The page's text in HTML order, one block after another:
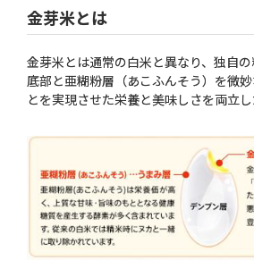
金芽米とは
金芽米とは通常の白米と異なり、独自
底部と亜糊粉層（あこふんそう）を微
とを実現させた栄養と美味しさを両立し